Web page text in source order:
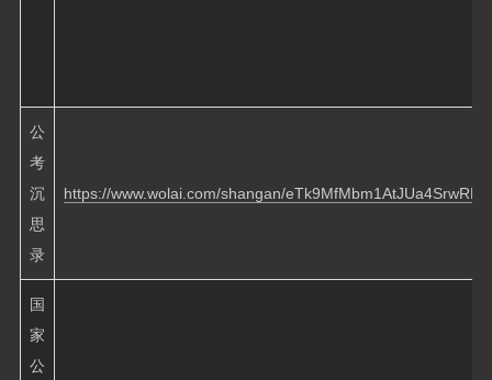
公
考
沉
思
录
https://www.wolai.com/shangan/
国
家
公